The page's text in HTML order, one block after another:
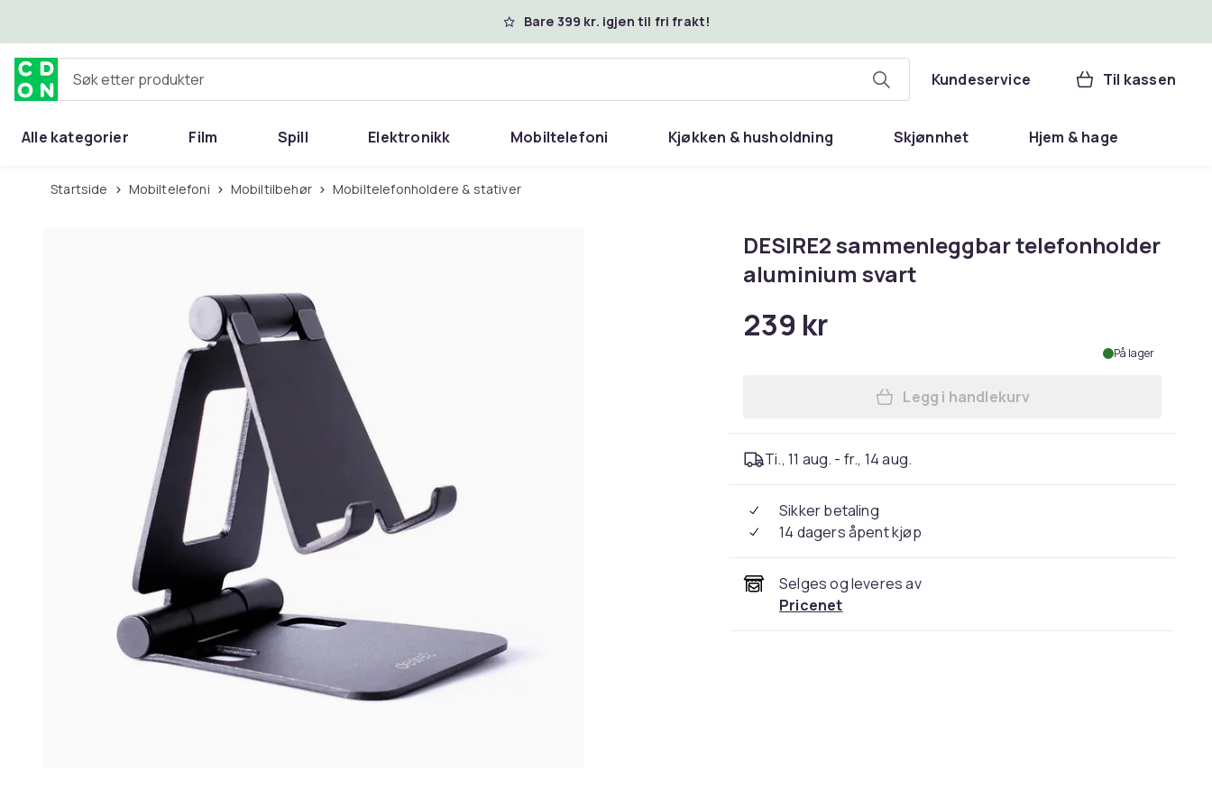
Bare 399 kr. igjen til fri frakt!
Søk etter produkter Kundeservice Til kassen
Alle kategorier Film Spill Elektronikk Mobiltelefoni Kjøkken & husholdning Skjønnhet Hjem & hage
Startside Mobiltelefoni Mobiltilbehør Mobiltelefonholdere & stativer
DESIRE2 sammenleggbar telefonholder
aluminium svart
239 kr
På lager
Legg DESIRE2 sammenleggbar
Legg i handlekurv
Ti., 11 aug. - fr., 14 aug.
Sikker betaling
14 dagers åpent kjøp
Selges og leveres av
Pricenet